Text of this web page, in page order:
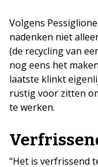
Volgens
nadenken niet
(de recycling van
nog eens het
laatste klinkt
rustig voor zitten
te werken.
“Het is verfrissend